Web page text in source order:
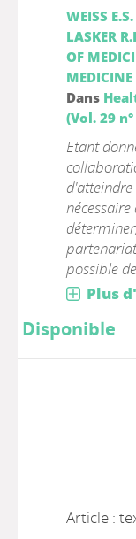
WEISS E.S.
LASKER
OF
MEDICINE
Dans
(Vol. 29 n°
Etant
d'atteindre
possible
Plus
Disponible
Article :